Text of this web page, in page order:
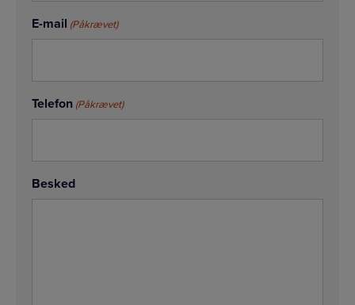
E-mail (Påkrævet)
Telefon (Påkrævet)
Besked